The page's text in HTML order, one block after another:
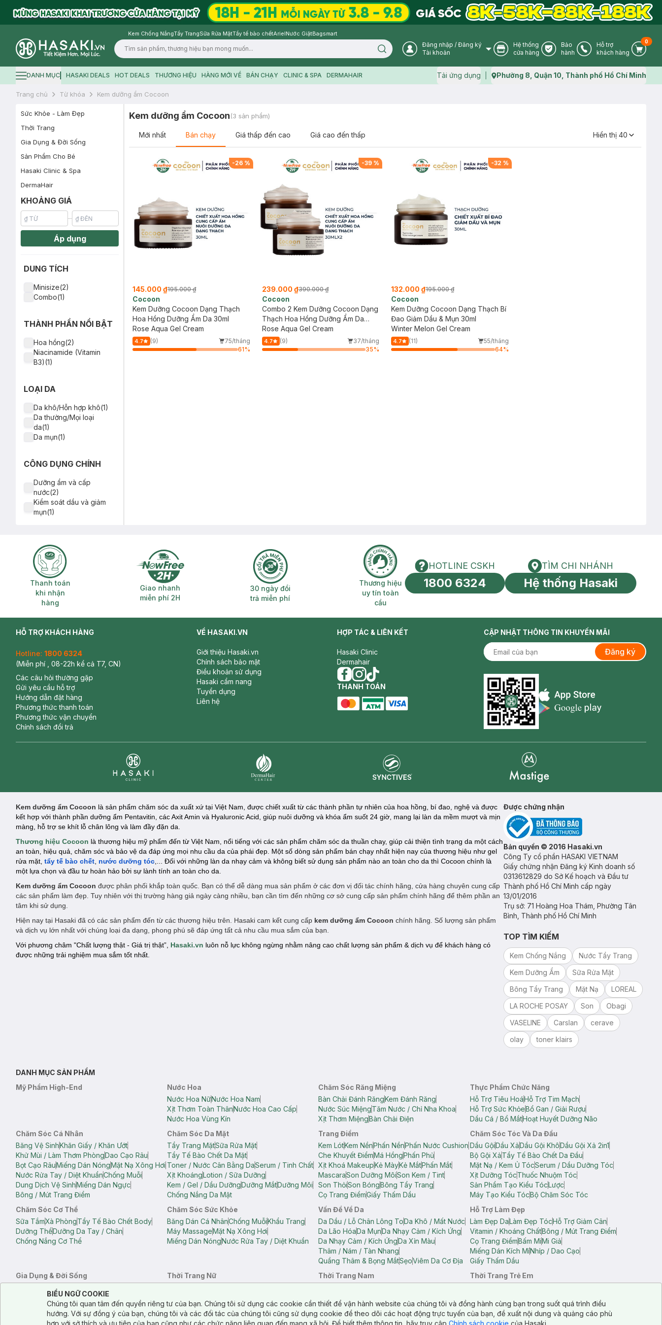
Kem Chống NắngTẩy TrangSữa Rửa MặtTẩy tế bào chếtArielNước GiặtBagsmart
Logo
Search icon User Icon
Đăng nhập / Đăng ký
Tài khoản
Store Icon
Hệ thống
cửa hàng
Warranty Icon
Bảo
hành
Phone Icon
Hỗ trợ
khách hàng
Cart
0
Hamburger icon
DANH MỤC HASAKI DEALS HOT DEALS THƯƠNG HIỆU HÀNG MỚI VỀ BÁN CHẠY CLINIC & SPA DERMAHAIR Tải ứng dụng Map icon
Phường 8, Quận 10, Thành phố Hồ Chí Minh
Trang chủ Từ khóa Kem dưỡng ẩm Cocoon
Sức Khỏe - Làm Đẹp
Thời Trang
Gia Dụng & Đời Sống
Sản Phẩm Cho Bé
Hasaki Clinic & Spa
DermaHair
KHOẢNG GIÁ
Áp dụng
DUNG TÍCH
Minisize(2)
Combo(1)
THÀNH PHẦN NỔI BẬT
Hoa hồng(2)
Niacinamide (Vitamin
B3)(1)
LOẠI DA
Da khô/Hỗn hợp khô(1)
Da thường/Mọi loại
da(1)
Da mụn(1)
CÔNG DỤNG CHÍNH
Dưỡng ẩm và cấp
nước(2)
Kiểm soát dầu và giảm
mụn(1)
Kem dưỡng ẩm Cocoon(3 sản phẩm)
Mới nhất Bán chạy Giá thấp đến cao Giá cao đến thấp Hiển thị 40
-26%
145.000 ₫195.000 ₫
Cocoon
Kem Dưỡng Cocoon Dạng Thạch
Hoa Hồng Dưỡng Ẩm Da 30ml
Rose Aqua Gel Cream
4.7 (9)
75/tháng
61%
-39 %
239.000 ₫390.000 ₫
Cocoon
Combo 2 Kem Dưỡng Cocoon Dạng
Thạch Hoa Hồng Dưỡng Ẩm Da
30ml
Rose Aqua Gel Cream
4.7 (9)
37/tháng
35%
-32 %
132.000 ₫195.000 ₫
Cocoon
Kem Dưỡng Cocoon Dạng Thạch Bí
Đao Giảm Dầu & Mụn 30ml
Winter Melon Gel Cream
4.7 (11)
55/tháng
64%
Thanh toán khi nhận hàng
Thanh toán
khi nhận
hàng
Giao nhanh miễn phí 2H
Giao nhanh
miễn phí 2H
30 ngày đổi trả miễn phí
30 ngày đổi
trả miễn phí
Thương hiệu uy tín toàn cầu
Thương hiệu
uy tín toàn
cầu
HOTLINE CSKH
HOTLINE CSKH
1800 6324
Tìm chi nhánh
TÌM CHI NHÁNH
Hệ thống Hasaki
HỖ TRỢ KHÁCH HÀNG
Hotline: 1800 6324
(Miễn phí , 08-22h kể cả T7, CN)
Các câu hỏi thường gặp
Gửi yêu cầu hỗ trợ
Hướng dẫn đặt hàng
Phương thức thanh toán
Phương thức vận chuyển
Chính sách đổi trả
VỀ HASAKI.VN
Giới thiệu Hasaki.vn
Chính sách bảo mật
Điều khoản sử dụng
Hasaki cẩm nang
Tuyển dụng
Liên hệ
HỢP TÁC & LIÊN KẾT
Hasaki Clinic
Dermahair
facebook
instagram
tiktok
THANH TOÁN
CẬP NHẬT THÔNG TIN KHUYẾN MÃI
Đăng ký
Appstore icon
Kem dưỡng ẩm Cocoon là sản phẩm chăm sóc da xuất xứ tại Việt Nam, được chiết xuất từ các thành phần tự nhiên của hoa hồng, bí đao, nghệ và được
kết hợp với thành phần dưỡng ẩm Pentavitin, các Axit Amin và Hyaluronic Acid, giúp nuôi dưỡng và khóa ẩm suốt 24 giờ, mang lại làn da mềm mượt và mịn
màng, hỗ trợ se khít lỗ chân lông và làm đầy đặn da.
Thương hiệu Cocoon là thương hiệu mỹ phẩm đến từ Việt Nam, nổi tiếng với các sản phẩm chăm sóc da thuần chay, giúp cải thiện tình trạng da một cách
an toàn, hiệu quả, chăm sóc và bảo vệ da đáp ứng mọi nhu cầu da của phái đẹp. Một số dòng sản phẩm bán chạy nhất hiện nay của thương hiệu như gel
rửa mặt, tẩy tế bào chết nước dưỡng tóc ,... Đối với những làn da nhạy cảm và không biết sử dụng sản phẩm nào an toàn cho da thì Cocoon chính là
một lựa chọn và đầu tư hoàn hảo bởi sự lành tính an toàn cho da.
Kem dưỡng ẩm Cocoon được phân phối khắp toàn quốc. Bạn có thể dễ dàng mua sản phẩm ở các đơn vị đối tác chính hãng, cửa hàng chuyên cung cấp
các sản phẩm làm đẹp. Tuy nhiên với thị trường hàng giả ngày càng nhiều, bạn cần tìm đến những cơ sở cung cấp sản phẩm chính hãng để thêm phần an
tâm khi sử dụng.
Hiện nay tại Hasaki đã có các sản phẩm đến từ các thương hiệu trên. Hasaki cam kết cung cấp kem dưỡng ẩm Cocoon chính hãng. Số lượng sản phẩm
và dịch vụ lớn nhất với chúng loại đa dạng, phong phú sẽ đáp ứng tất cả nhu cầu mua sắm của bạn.
Với phương châm "Chất lượng thật - Giá trị thật”, Hasaki.vn luôn nỗ lực không ngừng nhằm nâng cao chất lượng sản phẩm & dịch vụ để khách hàng có
được những trải nghiệm mua sắm tốt nhất.
Được chứng nhận
Bản quyền © 2016 Hasaki.vn
Công Ty cổ phần HASAKI VIETNAM
Giấy chứng nhận Đăng ký Kinh doanh số
0313612829 do Sở Kế hoạch và Đầu tư
Thành phố Hồ Chí Minh cấp ngày
13/01/2016
Trụ sở: 71 Hoàng Hoa Thám, Phường Tân
Bình, Thành phố Hồ Chí Minh
TOP TÌM KIẾM
Kem Chống Nắng
Nước Tẩy Trang
Kem Dưỡng Ẩm
Sữa Rửa Mặt
Bông Tẩy Trang
Mặt Nạ
LOREAL
LA ROCHE POSAY
Son
Obagi
VASELINE
Carslan
cerave
olay
toner klairs
DANH MỤC SẢN PHẨM
Mỹ Phẩm High-End
Nước Hoa
Nước Hoa NữNước Hoa Nam
Xịt Thơm Toàn ThânNước Hoa Cao Cấp
Nước Hoa Vùng Kín
Chăm Sóc Răng Miệng
Bàn Chải Đánh RăngKem Đánh Răng
Nước Súc MiệngTăm Nước / Chỉ Nha Khoa
Xịt Thơm MiệngBàn Chải Điện
Thực Phẩm Chức Năng
Hỗ Trợ Tiêu HoáHỗ Trợ Tim Mạch
Hỗ Trợ Sức KhỏeBổ Gan / Giải Rượu
Dầu Cá / Bổ MắtHoạt Huyết Dưỡng Não
Chăm Sóc Cá Nhân
Băng Vệ SinhKhăn Giấy / Khăn Ướt
Khử Mùi / Làm Thơm PhòngDao Cạo Râu
Bọt Cạo RâuMiếng Dán NóngMặt Nạ Xông Hơi
Nước Rửa Tay / Diệt KhuẩnChống Muỗi
Dung Dịch Vệ SinhMiếng Dán Ngực
Bông / Mút Trang Điểm
Chăm Sóc Da Mặt
Tẩy Trang MặtSữa Rửa Mặt
Tẩy Tế Bào Chết Da Mặt
Toner / Nước Cân Bằng DaSerum / Tinh Chất
Xịt KhoángLotion / Sữa Dưỡng
Kem / Gel / Dầu DưỡngDưỡng MắtDưỡng Môi
Chống Nắng Da Mặt
Trang Điểm
Kem LótKem NềnPhấn NềnPhấn Nước Cushion
Che Khuyết ĐiểmMá HồngPhấn Phủ
Xịt Khoá MakeupKẻ MàyKẻ MắtPhấn Mắt
MascaraSon Dưỡng MôiSon Kem / Tint
Son ThỏiSon BóngBông Tẩy Trang
Cọ Trang ĐiểmGiấy Thấm Dầu
Chăm Sóc Tóc Và Da Đầu
Dầu GộiDầu XảDầu Gội KhôDầu Gội Xả 2in1
Bộ Gội XảTẩy Tế Bào Chết Da Đầu
Mặt Nạ / Kem Ủ TócSerum / Dầu Dưỡng Tóc
Xịt Dưỡng TócThuốc Nhuộm Tóc
Sản Phẩm Tạo Kiểu TócLược
Máy Tạo Kiểu TócBộ Chăm Sóc Tóc
Chăm Sóc Cơ Thể
Sữa TắmXà PhòngTẩy Tế Bào Chết Body
Dưỡng ThểDưỡng Da Tay / Chân
Chống Nắng Cơ Thể
Chăm Sóc Sức Khỏe
Băng Dán Cá NhânChống MuỗiKhẩu Trang
Máy MassageMặt Nạ Xông Hơi
Miếng Dán NóngNước Rửa Tay / Diệt Khuẩn
Vấn Đề Về Da
Da Dầu / Lỗ Chân Lông ToDa Khô / Mất Nước
Da Lão HóaDa MụnDa Nhạy Cảm / Kích Ứng
Da Nhạy Cảm / Kích ỨngDa Xỉn Màu
Thâm / Nám / Tàn Nhang
Quầng Thâm & Bọng MắtSẹoViêm Da Cơ Địa
Hỗ Trợ Làm Đẹp
Làm Đẹp DaLàm Đẹp TócHỗ Trợ Giảm Cân
Vitamin / Khoáng ChấtBông / Mút Trang Điểm
Cọ Trang ĐiểmBấm MiMi Giả
Miếng Dán Kích MíNhíp / Dao Cạo
Giấy Thấm Dầu
Gia Dụng & Đời Sống
Bông Tắm / Phụ Kiện Tắm
Phụ Kiện Điện Thoại Quạt Cầm Tay / Quạt Mini
Khử Mùi / Làm Thơm PhòngNước GiặtNước Xả
Thời Trang Nữ
Quần Lót NữQuần Short Nữ
Thời Trang Nam
Thời Trang Trẻ Em
Túi Xách
Cookie Consent
Notice about cookies usage
BIỂU NGỮ COOKIE
Chúng tôi quan tâm đến quyền riêng tư của bạn. Chúng tôi sử dụng các cookie cần thiết để vận hành website của chúng tôi và đồng hành cùng bạn trong suốt quá trình điều
hướng. Với sự đồng ý của bạn, chúng tôi và các đối tác của chúng tôi cũng sử dụng cookie để theo dõi các hoạt động trực tuyến của bạn, đề xuất nội dung và quảng cáo phù
hợp với sở thích và ưu tiên của bạn cũng như các chức năng liên quan đến mạng xã hội. Để biết thêm thông tin, hãy truy cập Chính sách cookie của Hasaki.